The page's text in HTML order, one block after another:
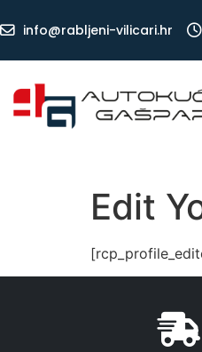
info@rabljeni-vilicari.hr
Edit